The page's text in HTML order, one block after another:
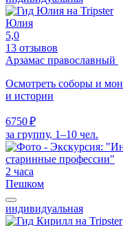
Юлия
5,0
13 отзывов
Арзамас православный
Осмотреть соборы и
и истории
6750 ₽
за группу, 1–10 чел.
2 часа
Пешком
индивидуальная